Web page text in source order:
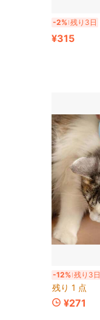
-2% 残り3日
¥315
-12% 残り3日
残り 1 点
¥271